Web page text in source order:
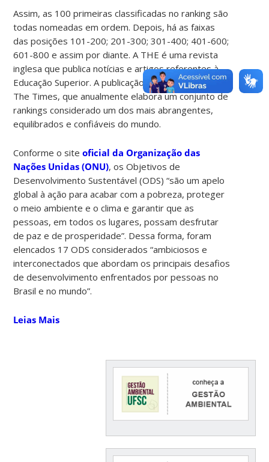
Assim, as 100 primeiras classificadas no ranking são
todas nomeadas em ordem. Depois, há as faixas
das posições 101-200; 201-300; 301-400; 401-600;
601-800 e assim por diante. A THE é uma revista
inglesa que publica notícias e artigos referentes à
Educação Superior. A publicação é filiada ao jornal
The Times, que anualmente elabora um conjunto de
rankings considerado um dos mais abrangentes,
equilibrados e confiáveis do mundo.
Conforme o siteoficial da Organização das
Nações Unidas (ONU), os Objetivos de
Desenvolvimento Sustentável (ODS) “são um apelo
global à ação para acabar com a pobreza, proteger
o meio ambiente e o clima e garantir que as
pessoas, em todos os lugares, possam desfrutar
de paz e de prosperidade”. Dessa forma, foram
elencados 17 ODS considerados “ambiciosos e
interconectados que abordam os principais desafios
de desenvolvimento enfrentados por pessoas no
Brasil e no mundo”.
Leias Mais